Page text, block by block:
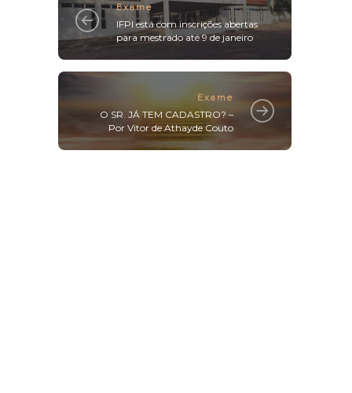
Exame
IFPI está com inscrições abertas
para mestrado até 9 de janeiro
Exame
O SR. JÁ TEM CADASTRO? –
Por Vitor de Athayde Couto